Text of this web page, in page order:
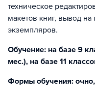
техническое
макетов книг, вывод на
экземпляров.
Обучение: на базе 9
мес.), на базе 11
Формы обучения: